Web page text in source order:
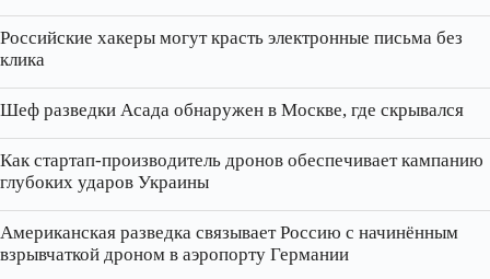
Российские хакеры могут красть электронные письма без
клика
Шеф разведки Асада обнаружен в Москве, где скрывался
Как стартап‑производитель дронов обеспечивает кампанию
глубоких ударов Украины
Американская разведка связывает Россию с начинённым
взрывчаткой дроном в аэропорту Германии